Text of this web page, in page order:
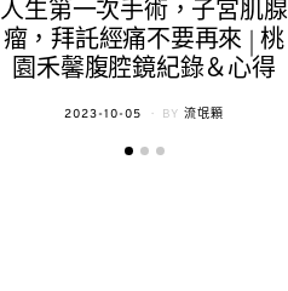
人生第一次手術，子宮肌腺
瘤，拜託經痛不要再來 | 桃
園禾馨腹腔鏡紀錄＆心得
POSTED
2023-10-05 BY 流氓顆